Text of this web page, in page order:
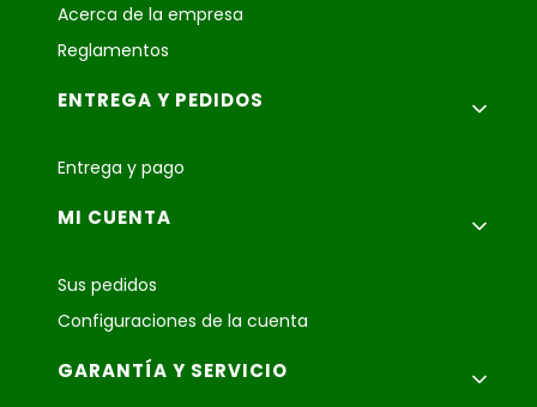
Acerca de la empresa
Reglamentos
ENTREGA Y PEDIDOS
Entrega y pago
MI CUENTA
Sus pedidos
Configuraciones de la cuenta
GARANTÍA Y SERVICIO